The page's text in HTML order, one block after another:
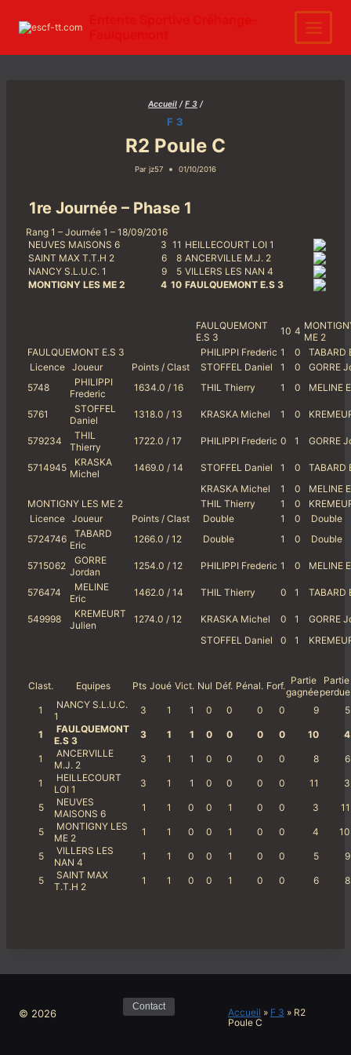
contenu
Accueil / F 3 /
F 3
R2 Poule C
Par jz57 01/10/2016
1re Journée – Phase 1
Rang 1 – Journée 1 – 18/09/2016
NEUVES MAISONS 6
3 11 HEILLECOURT LOI 1
SAINT MAX T.T.H 2
6 8 ANCERVILLE M.J. 2
NANCY S.L.U.C. 1
9 5 VILLERS LES NAN 4
MONTIGNY LES ME 2
4 10 FAULQUEMONT E.S 3
FAULQUEMONT
E.S 3
10 4
ME 2
FAULQUEMONT E.S 3
PHILIPPI Frederic 1 0
TABARD
Licence Joueur Points / Clast STOFFEL Daniel 1 0
GORRE
5748
PHILIPPI
Frederic
1634.0 / 16 THIL Thierry 1 0 MELINE
5761
STOFFEL
Daniel
1318.0 / 13 KRASKA Michel 1 0
579234
THIL
Thierry
1722.0 / 17 PHILIPPI Frederic 0 1 GORRE
5714945
KRASKA
Michel
1469.0 / 14 STOFFEL Daniel 1 0
TABARD
KRASKA Michel
1 0
MELINE
MONTIGNY LES ME 2
THIL Thierry 1 0
Licence Joueur Points / Clast Double 1 0
Double
5724746
TABARD
Eric
1266.0 / 12 Double 1 0 Double
5715062
GORRE
Jordan
1254.0 / 12 PHILIPPI Frederic 1 0 MELINE
576474
MELINE
Eric
1462.0 / 14 THIL Thierry 0 1 TABARD
549998
KREMEURT
Julien
1274.0 / 12 KRASKA Michel 0 1
GORRE
STOFFEL Daniel
0 1
Clast. Equipes Pts Joué Vict. Nul Déf. Pénal. Forf. Partie
gagnée
Partie
perdue
1
NANCY S.L.U.C.
1
3 1 1 0 0 0 0 9 5
1
FAULQUEMONT
E.S 3
3 1 1 0 0 0 0 10 4
1
ANCERVILLE
M.J. 2
3 1 1 0 0 0 0 8 6
1
HEILLECOURT
LOI 1
3 1 1 0 0 0 0 11 3
5
NEUVES
MAISONS 6
1 1 0 0 1 0 0 3 11
5
MONTIGNY LES
ME 2
1 1 0 0 1 0 0 4 10
5
VILLERS LES
NAN 4
1 1 0 0 1 0 0 5 9
5
SAINT MAX
T.T.H 2
1 1 0 0 1 0 0 6 8
© 2026
Contact
Accueil » F 3 »R2
Poule C